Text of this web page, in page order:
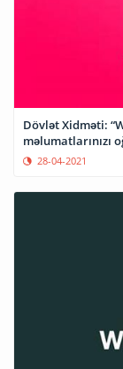
Dövlət Xidməti:
məlumatlarınızı
28-04-2021